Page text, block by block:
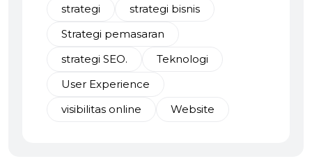
strategi
strategi bisnis
Strategi pemasaran
strategi SEO.
Teknologi
User Experience
visibilitas online
Website